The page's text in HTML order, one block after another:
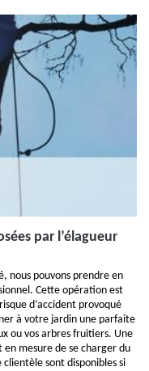
par l’élagueur
nous pouvons prendre en
Cette opération est
d’accident provoqué
à votre jardin une parfaite
ou vos arbres fruitiers. Une
mesure de se charger du
sont disponibles si